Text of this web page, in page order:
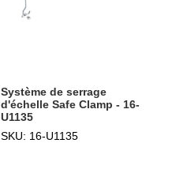
Système de serrage
d'échelle Safe Clamp - 16-
U1135
SKU: 16-U1135